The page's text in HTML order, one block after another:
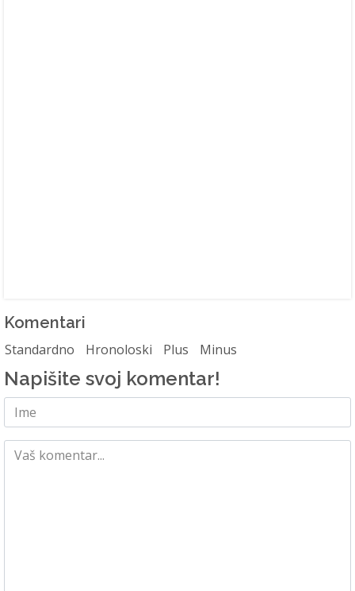
Komentari
Standardno Hronoloski Plus Minus
Napišite svoj komentar!